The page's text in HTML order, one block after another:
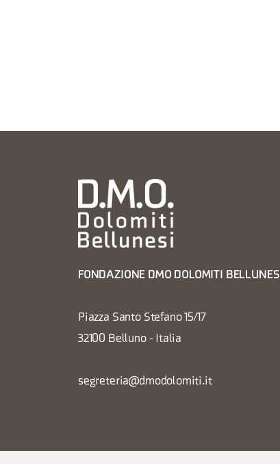
FONDAZIONE DMO DOLOMITI BELLUNESI
Piazza Santo Stefano 15/17
32100 Belluno - Italia
segreteria@dmodolomiti.it